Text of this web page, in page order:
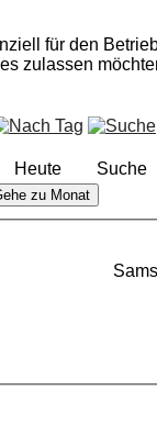
Heute Suche
zu Monat
für den
zulassen